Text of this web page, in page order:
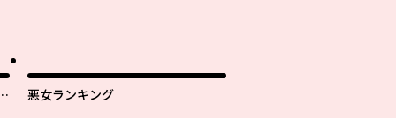
悪女ランキング